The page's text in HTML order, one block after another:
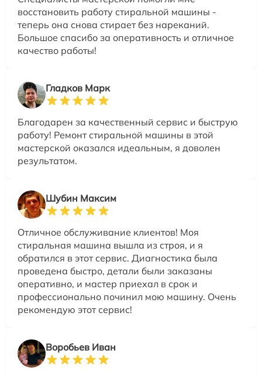
восстановить работу стиральной машины -
теперь она снова стирает без нареканий.
Большое спасибо за оперативность и отличное
качество работы!
Гладков Марк
Благодарен за качественный сервис и быструю
работу! Ремонт стиральной машины в этой
мастерской оказался идеальным, я доволен
результатом.
Шубин Максим
Отличное обслуживание клиентов! Моя
стиральная машина вышла из строя, и я
обратился в этот сервис. Диагностика была
проведена быстро, детали были заказаны
оперативно, и мастер приехал в срок и
профессионально починил мою машину. Очень
рекомендую этот сервис!
Воробьев Иван